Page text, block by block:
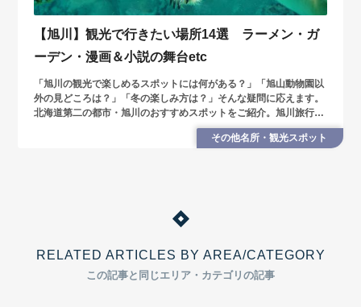
【旭川】観光で行きたい場所14選 ラーメン・ガ
ーデン・漫画＆小説の舞台etc
「旭川の観光で楽しめるスポットには何がある？」「旭山動物園以
外の見どころは？」「冬の楽しみ方は？」そんな疑問に応えます。
北海道第二の都市・旭川のおすすめスポットをご紹介。旭川旅行の
その他名所・観光スポット
RELATED ARTICLES BY AREA/CATEGORY
この記事と同じエリア・カテゴリの記事